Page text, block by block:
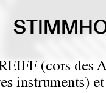
(cors des
instruments)